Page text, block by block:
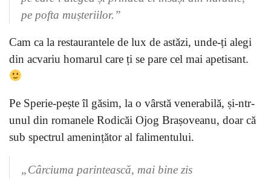
pe pofta mușteriilor.”
Cam ca la restaurantele de lux de astăzi, unde-ți alegi
din acvariu homarul care ți se pare cel mai apetisant.
Pe Sperie-pește îl găsim, la o vârstă venerabilă, și-ntr-
unul din romanele Rodicăi Ojog Brașoveanu, doar că
sub spectrul amenințător al falimentului.
„Cârciuma parintească, mai bine zis